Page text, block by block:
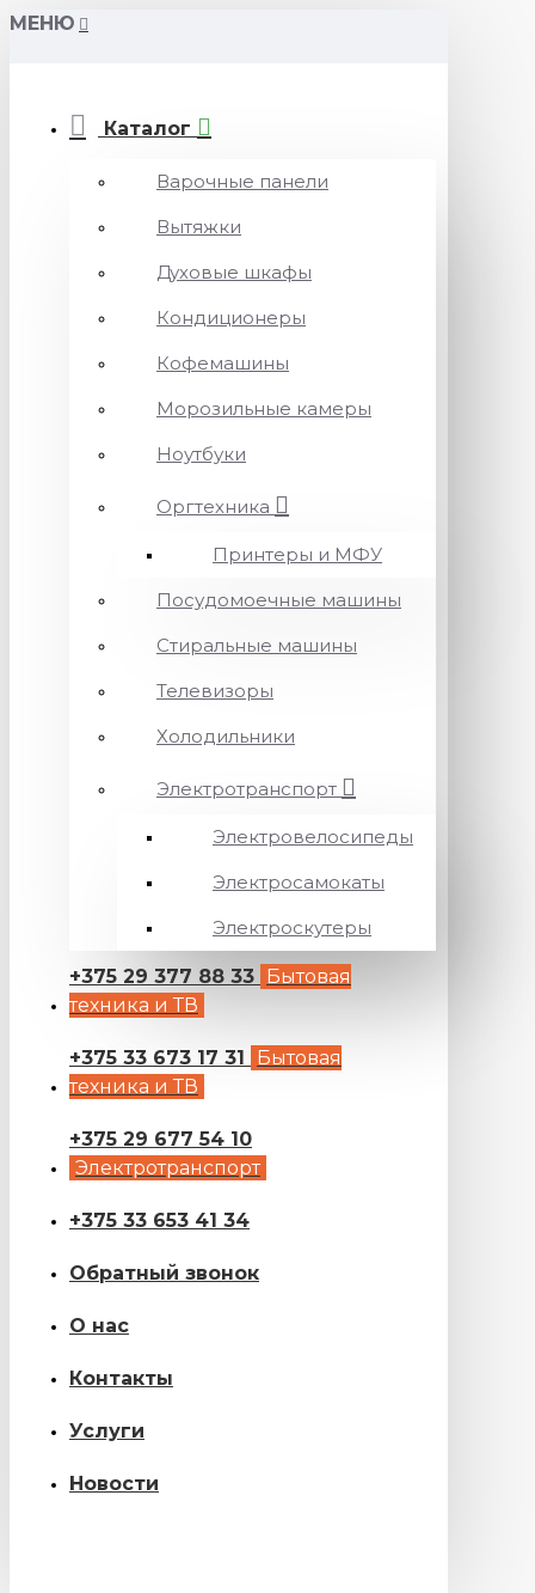
МЕНЮ
Каталог
Варочные панели
Вытяжки
Духовые шкафы
Кондиционеры
Кофемашины
Морозильные камеры
Ноутбуки
Оргтехника
Принтеры и МФУ
Посудомоечные машины
Стиральные машины
Телевизоры
Холодильники
Электротранспорт
Электровелосипеды
Электросамокаты
Электроскутеры
+375 29 377 88 33 Бытовая
техника и ТВ
+375 33 673 17 31
Бытовая
техника и ТВ
+375 29 677 54 10
Электротранспорт
+375 33 653 41 34
Обратный звонок
О нас
Контакты
Услуги
Новости